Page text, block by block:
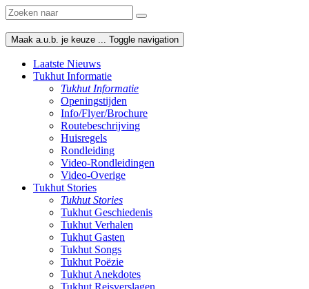
Maak a.u.b. je keuze ... Toggle navigation
Laatste Nieuws
Tukhut Informatie
Tukhut Informatie
Openingstijden
Info/Flyer/Brochure
Routebeschrijving
Huisregels
Rondleiding
Video-Rondleidingen
Video-Overige
Tukhut Stories
Tukhut Stories
Tukhut Geschiedenis
Tukhut Verhalen
Tukhut Gasten
Tukhut Songs
Tukhut Poëzie
Tukhut Anekdotes
Tukhut Reisverslagen